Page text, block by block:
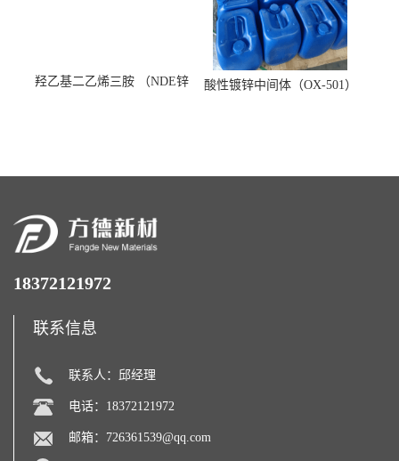
羟乙基二乙烯三胺 （NDE锌
酸性镀锌中间体（OX-501）
18372121972
联系信息
联系人：邱经理
电话：18372121972
邮箱： 726361539@qq.com